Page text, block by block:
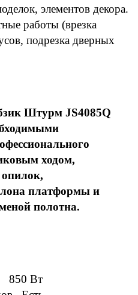
элементов декора.
работы (врезка
подрезка дверных
Штурм JS4085Q
ходом,
опилок,
платформы и
полотна.
850 Вт